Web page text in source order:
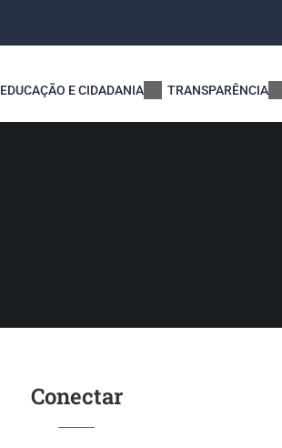
EDUCAÇÃO E CIDADANIA TRANSPARÊNCIA
Conectar